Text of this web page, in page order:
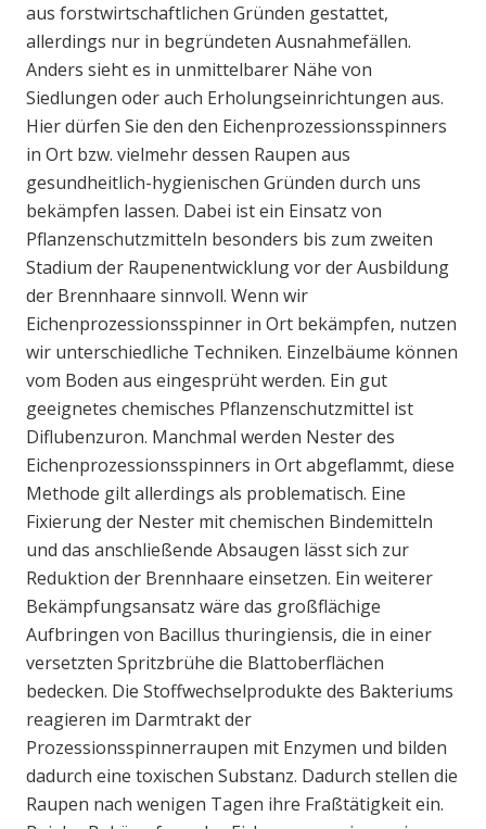
aus forstwirtschaftlichen Gründen gestattet,
allerdings nur in begründeten Ausnahmefällen.
Anders sieht es in unmittelbarer Nähe von
Siedlungen oder auch Erholungseinrichtungen aus.
Hier dürfen Sie den den Eichenprozessionsspinners
in Ort bzw. vielmehr dessen Raupen aus
gesundheitlich-hygienischen Gründen durch uns
bekämpfen lassen. Dabei ist ein Einsatz von
Pflanzenschutzmitteln besonders bis zum zweiten
Stadium der Raupenentwicklung vor der Ausbildung
der Brennhaare sinnvoll. Wenn wir
Eichenprozessionsspinner in Ort bekämpfen, nutzen
wir unterschiedliche Techniken. Einzelbäume können
vom Boden aus eingesprüht werden. Ein gut
geeignetes chemisches Pflanzenschutzmittel ist
Diflubenzuron. Manchmal werden Nester des
Eichenprozessionsspinners in Ort abgeflammt, diese
Methode gilt allerdings als problematisch. Eine
Fixierung der Nester mit chemischen Bindemitteln
und das anschließende Absaugen lässt sich zur
Reduktion der Brennhaare einsetzen. Ein weiterer
Bekämpfungsansatz wäre das großflächige
Aufbringen von Bacillus thuringiensis, die in einer
versetzten Spritzbrühe die Blattoberflächen
bedecken. Die Stoffwechselprodukte des Bakteriums
reagieren im Darmtrakt der
Prozessionsspinnerraupen mit Enzymen und bilden
dadurch eine toxischen Substanz. Dadurch stellen die
Raupen nach wenigen Tagen ihre Fraßtätigkeit ein.